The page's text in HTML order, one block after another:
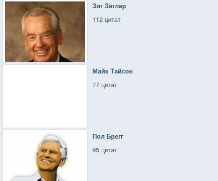
Зиг Зиглар
112 цитат
Майк Тайсон
77 цитат
Пол Брегг
95 цитат